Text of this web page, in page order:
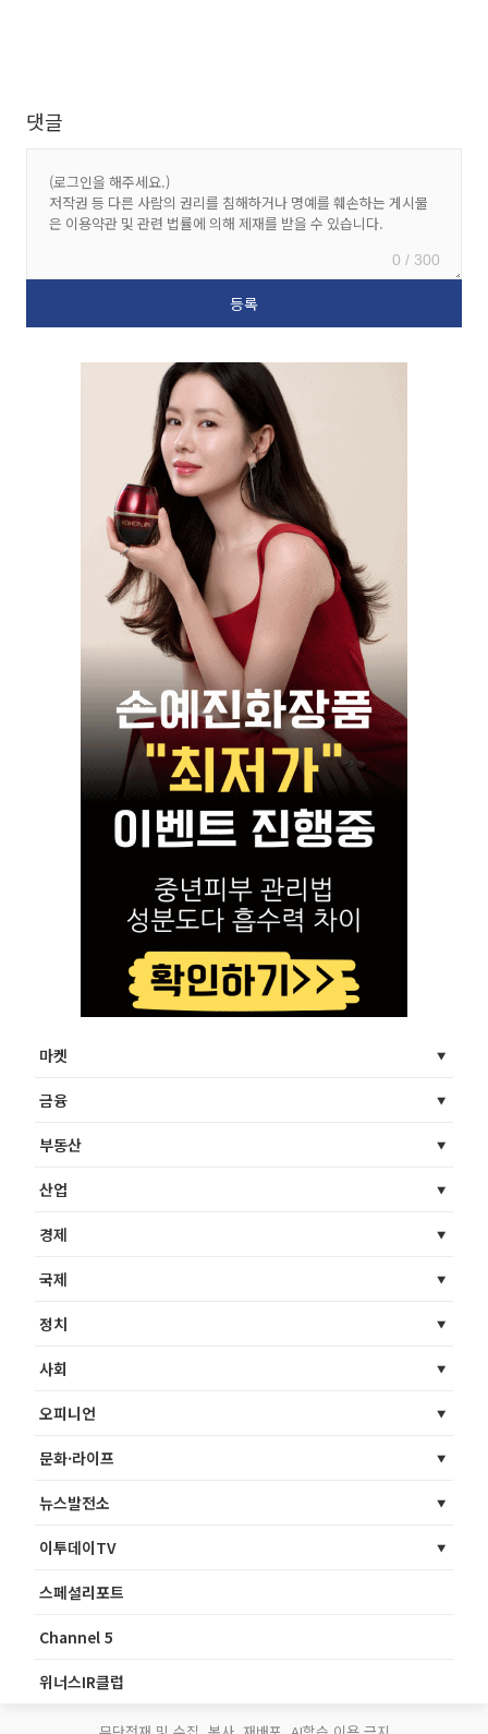
댓글
0 / 300
마켓
금융
부동산
산업
경제
국제
정치
사회
오피니언
문화·라이프
뉴스발전소
이투데이TV
스페셜리포트
Channel 5
위너스IR클럽